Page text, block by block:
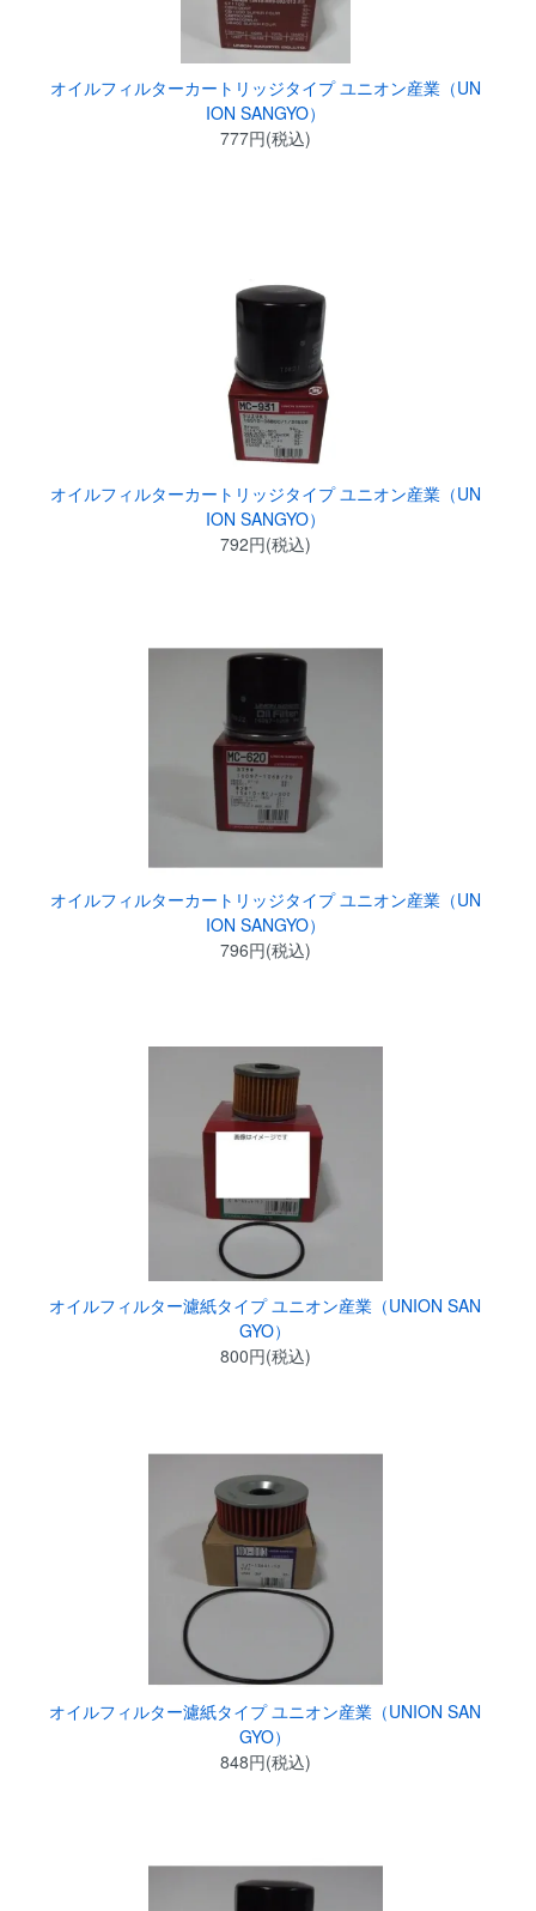
オイルフィルターカートリッジタイプ ユニオン産業（UN
ION SANGYO）
777円(税込)
オイルフィルターカートリッジタイプ ユニオン産業（UN
ION SANGYO）
792円(税込)
オイルフィルターカートリッジタイプ ユニオン産業（UN
ION SANGYO）
796円(税込)
オイルフィルター濾紙タイプ ユニオン産業（UNION SAN
GYO）
800円(税込)
オイルフィルター濾紙タイプ ユニオン産業（UNION SAN
GYO）
848円(税込)